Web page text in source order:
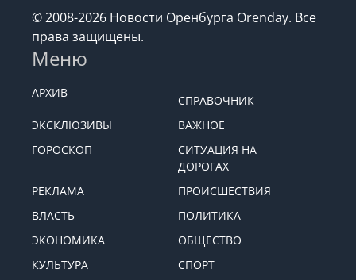
© 2008-2026 Новости Оренбурга Orenday. Все
права защищены.
Меню
АРХИВ
СПРАВОЧНИК
ЭКСКЛЮЗИВЫ
ВАЖНОЕ
ГОРОСКОП
СИТУАЦИЯ НА
ДОРОГАХ
РЕКЛАМА
ПРОИСШЕСТВИЯ
ВЛАСТЬ
ПОЛИТИКА
ЭКОНОМИКА
ОБЩЕСТВО
КУЛЬТУРА
СПОРТ